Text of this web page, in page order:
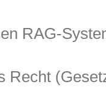
RAG-
Recht